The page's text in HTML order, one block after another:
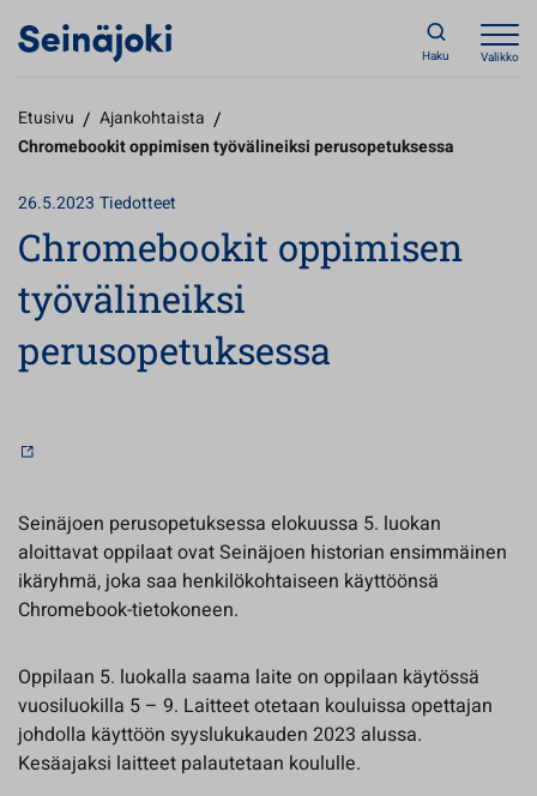
Haku Valikko
Etusivu / Ajankohtaista /
Chromebookit oppimisen työvälineiksi perusopetuksessa
26.5.2023 Tiedotteet
Chromebookit oppimisen
työvälineiksi
perusopetuksessa
Seinäjoen perusopetuksessa elokuussa 5. luokan
aloittavat oppilaat ovat Seinäjoen historian ensimmäinen
ikäryhmä, joka saa henkilökohtaiseen käyttöönsä
Chromebook-tietokoneen.
Oppilaan 5. luokalla saama laite on oppilaan käytössä
vuosiluokilla 5 – 9. Laitteet otetaan kouluissa opettajan
johdolla käyttöön syyslukukauden 2023 alussa.
Kesäajaksi laitteet palautetaan koululle.